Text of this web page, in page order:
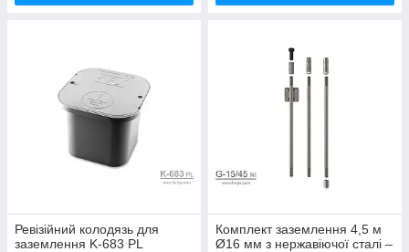
Ревізійний колодязь для
заземлення K-683 PL
Комплект заземлення 4,5 м
Ø16 мм з нержавіючої сталі –